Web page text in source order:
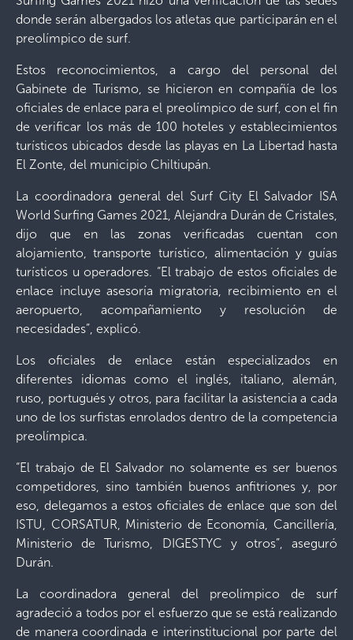
donde serán albergados los atletas que participarán en el
preolímpico de surf.
Estos reconocimientos, a cargo del personal del
Gabinete de Turismo, se hicieron en compañía de los
oficiales de enlace para el preolímpico de surf, con el fin
de verificar los más de 100 hoteles y establecimientos
turísticos ubicados desde las playas en La Libertad hasta
El Zonte, del municipio Chiltiupán.
La coordinadora general del Surf City El Salvador ISA
World Surfing Games 2021, Alejandra Durán de Cristales,
dijo que en las zonas verificadas cuentan con
alojamiento, transporte turístico, alimentación y guías
turísticos u operadores. “El trabajo de estos oficiales de
enlace incluye asesoría migratoria, recibimiento en el
aeropuerto, acompañamiento y resolución de
necesidades”, explicó.
Los oficiales de enlace están especializados en
diferentes idiomas como el inglés, italiano, alemán,
ruso, portugués y otros, para facilitar la asistencia a cada
uno de los surfistas enrolados dentro de la competencia
preolímpica.
“El trabajo de El Salvador no solamente es ser buenos
competidores, sino también buenos anfitriones y, por
eso, delegamos a estos oficiales de enlace que son del
ISTU, CORSATUR, Ministerio de Economía, Cancillería,
Ministerio de Turismo, DIGESTYC y otros”, aseguró
Durán.
La coordinadora general del preolímpico de surf
agradeció a todos por el esfuerzo que se está realizando
de manera coordinada e interinstitucional por parte del